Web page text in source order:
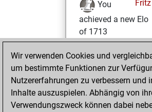
Fritz
You
achieved a new Elo
of 1713
Samstag, Mai 9,
2026
against Fritz
Fritz
Wir verwenden Cookies und
um bestimmte Funktionen zur
Nutzererfahrungen zu verbessern und
Inhalte auszuspielen. Abhängig von
Verwendungszweck können dabei